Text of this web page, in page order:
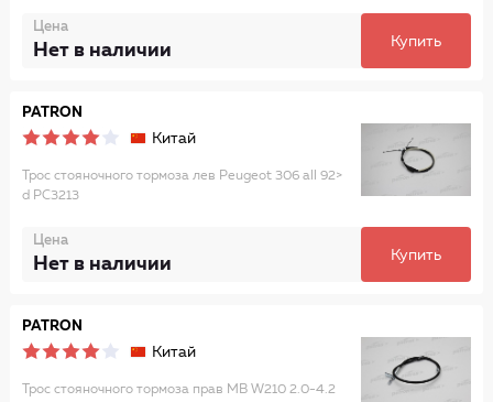
Цена
Нет в наличии Купить
PATRON
Китай
Трос стояночного тормоза лев Peugeot 306 all 92>
d PC3213
Цена
Нет в наличии Купить
PATRON
Китай
Трос стояночного тормоза прав MB W210 2.0-4.2